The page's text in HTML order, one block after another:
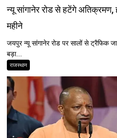
न्यू सांगानेर रोड से हटेंगे अतिक्रमण,
महीने
जयपुर न्यू सांगानेर रोड पर सालों से ट्रैफिक
बड़ा...
राजस्थान